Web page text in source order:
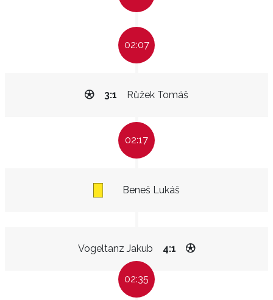
02:07
Růžek Tomáš
3:1
02:17
Beneš Lukáš
Vogeltanz Jakub 4:1
02:35